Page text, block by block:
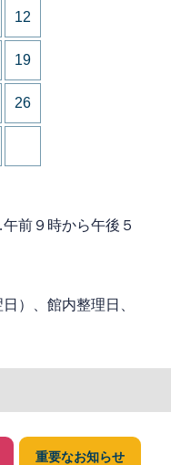
12
19
26
前９時から午後５
）、館内整理日、
重要なお知らせ